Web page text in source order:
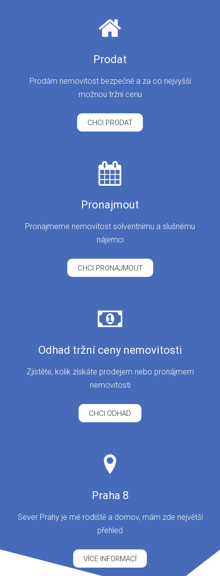
Prodat
Prodám nemovitost bezpečně a za co nejvyšší
možnou tržní cenu
CHCI PRODAT
Pronajmout
Pronajmeme nemovitost solventnímu a slušnému
nájemci
CHCI PRONAJMOUT
Odhad tržní ceny nemovitosti
Zjistěte, kolik získáte prodejem nebo pronájmem
nemovitosti
CHCI ODHAD
Praha 8
Sever Prahy je mé rodiště a domov, mám zde největší
přehled
VÍCE INFORMACÍ